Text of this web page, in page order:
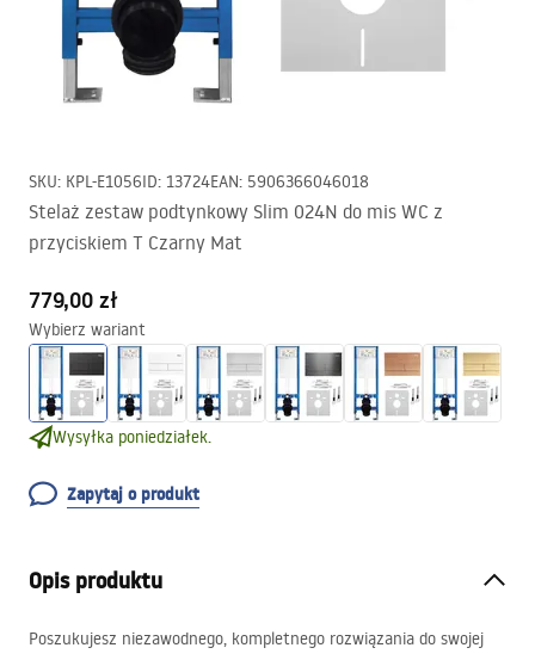
SKU: KPL-E1056ID: 13724EAN: 5906366046018
Stelaż zestaw podtynkowy Slim 024N do mis WC z
przyciskiem T Czarny Mat
779,00 zł
Wybierz wariant
Wysyłka poniedziałek.
Zapytaj o produkt
Opis produktu
Poszukujesz niezawodnego, kompletnego rozwiązania do swojej